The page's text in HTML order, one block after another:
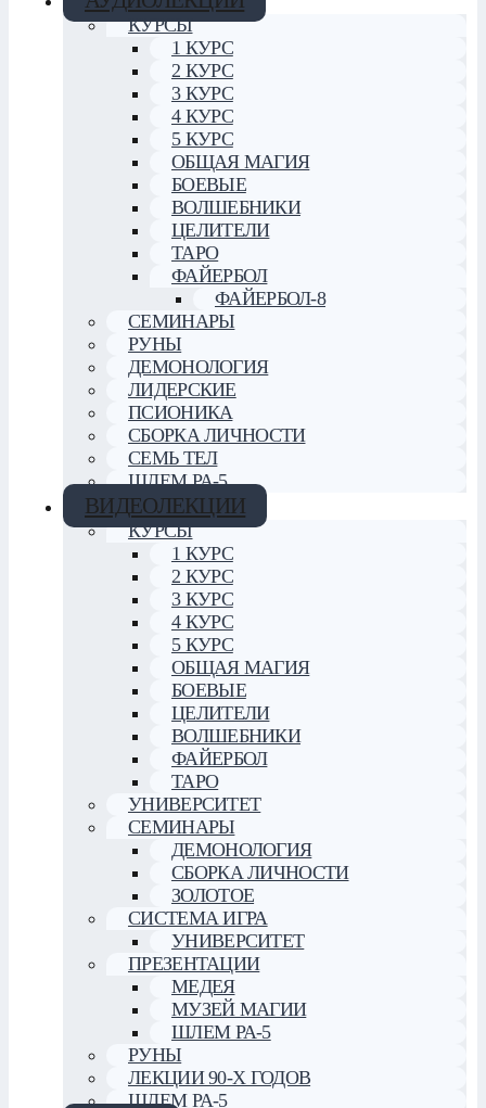
КУРСЫ
1 КУРС
2 КУРС
3 КУРС
4 КУРС
5 КУРС
ОБЩАЯ МАГИЯ
БОЕВЫЕ
ВОЛШЕБНИКИ
ЦЕЛИТЕЛИ
ТАРО
ФАЙЕРБОЛ
ФАЙЕРБОЛ-8
СЕМИНАРЫ
РУНЫ
ДЕМОНОЛОГИЯ
ЛИДЕРСКИЕ
ПСИОНИКА
СБОРКА ЛИЧНОСТИ
СЕМЬ ТЕЛ
ШЛЕМ РА-5
ВИДЕОЛЕКЦИИ
КУРСЫ
1 КУРС
2 КУРС
3 КУРС
4 КУРС
5 КУРС
ОБЩАЯ МАГИЯ
БОЕВЫЕ
ЦЕЛИТЕЛИ
ВОЛШЕБНИКИ
ФАЙЕРБОЛ
ТАРО
УНИВЕРСИТЕТ
СЕМИНАРЫ
ДЕМОНОЛОГИЯ
СБОРКА ЛИЧНОСТИ
ЗОЛОТОЕ
СИСТЕМА ИГРА
УНИВЕРСИТЕТ
ПРЕЗЕНТАЦИИ
МЕДЕЯ
МУЗЕЙ МАГИИ
ШЛЕМ РА-5
РУНЫ
ЛЕКЦИИ 90-Х ГОДОВ
ШЛЕМ РА-5